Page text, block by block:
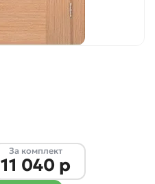
За комплект
11 040 р